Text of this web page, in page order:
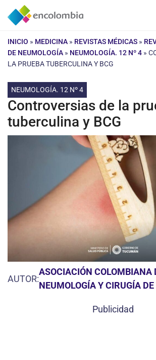
Saltar
INICIO » MEDICINA » REVISTAS MÉDICAS »
DE NEUMOLOGÍA » NEUMOLOGÍA. 12 Nº 4 »
LA PRUEBA TUBERCULINA Y BCG
NEUMOLOGÍA. 12 Nº 4
Controversias de la
tuberculina y BCG
AUTOR:
ASOCIACIÓN COLOMBIANA
NEUMOLOGÍA Y CIRUGÍA
Publicidad